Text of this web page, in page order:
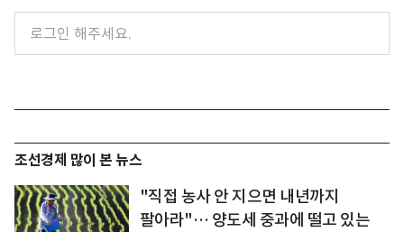
조선경제 많이 본 뉴스
"직접 농사 안 지으면 내년까지
팔아라"… 양도세 중과에 떨고 있는